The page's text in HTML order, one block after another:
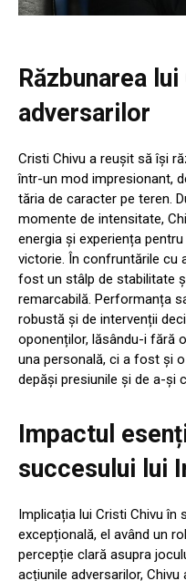
Răzbunarea
adversarilor
Cristi Chivu a reușit să își
într-un mod impresionant,
tăria de caracter pe teren.
momente de intensitate,
energia și experiența
victorie. În confruntările cu
fost un stâlp de stabilitate
remarcabilă. Performanța
robustă și de intervenții
oponenților, lăsându-i fără
una personală, ci a fost și
depăși presiunile și de a-și
Impactul
succesului lui
Implicația lui Cristi Chivu
excepțională, el având un
percepție clară asupra
acțiunile adversarilor,